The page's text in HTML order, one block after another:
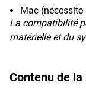
Mac
La compatibilité
matérielle et du
Contenu de